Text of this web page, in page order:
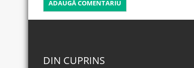
DIN CUPRINS